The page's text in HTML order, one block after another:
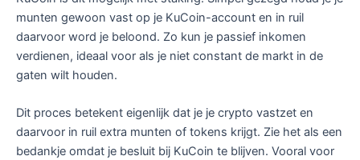
munten gewoon vast op je KuCoin-account en in ruil
daarvoor word je beloond. Zo kun je passief inkomen
verdienen, ideaal voor als je niet constant de markt in de
gaten wilt houden.
Dit proces betekent eigenlijk dat je je crypto vastzet en
daarvoor in ruil extra munten of tokens krijgt. Zie het als een
bedankje omdat je besluit bij KuCoin te blijven. Vooral voor